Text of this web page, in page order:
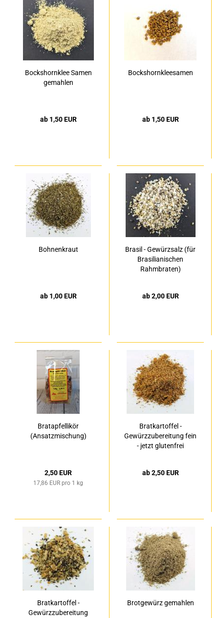
Bockshornklee Samen
gemahlen
ab 1,50 EUR
Bockshornkleesamen
ab 1,50 EUR
Bohnenkraut
ab 1,00 EUR
Brasil - Gewürzsalz (für
Brasilianischen
Rahmbraten)
ab 2,00 EUR
Bratapfellikör
(Ansatzmischung)
2,50 EUR
17,86 EUR pro 1 kg
Bratkartoffel -
Gewürzzubereitung fein
- jetzt glutenfrei
ab 2,50 EUR
Bratkartoffel -
Gewürzzubereitung
Brotgewürz gemahlen